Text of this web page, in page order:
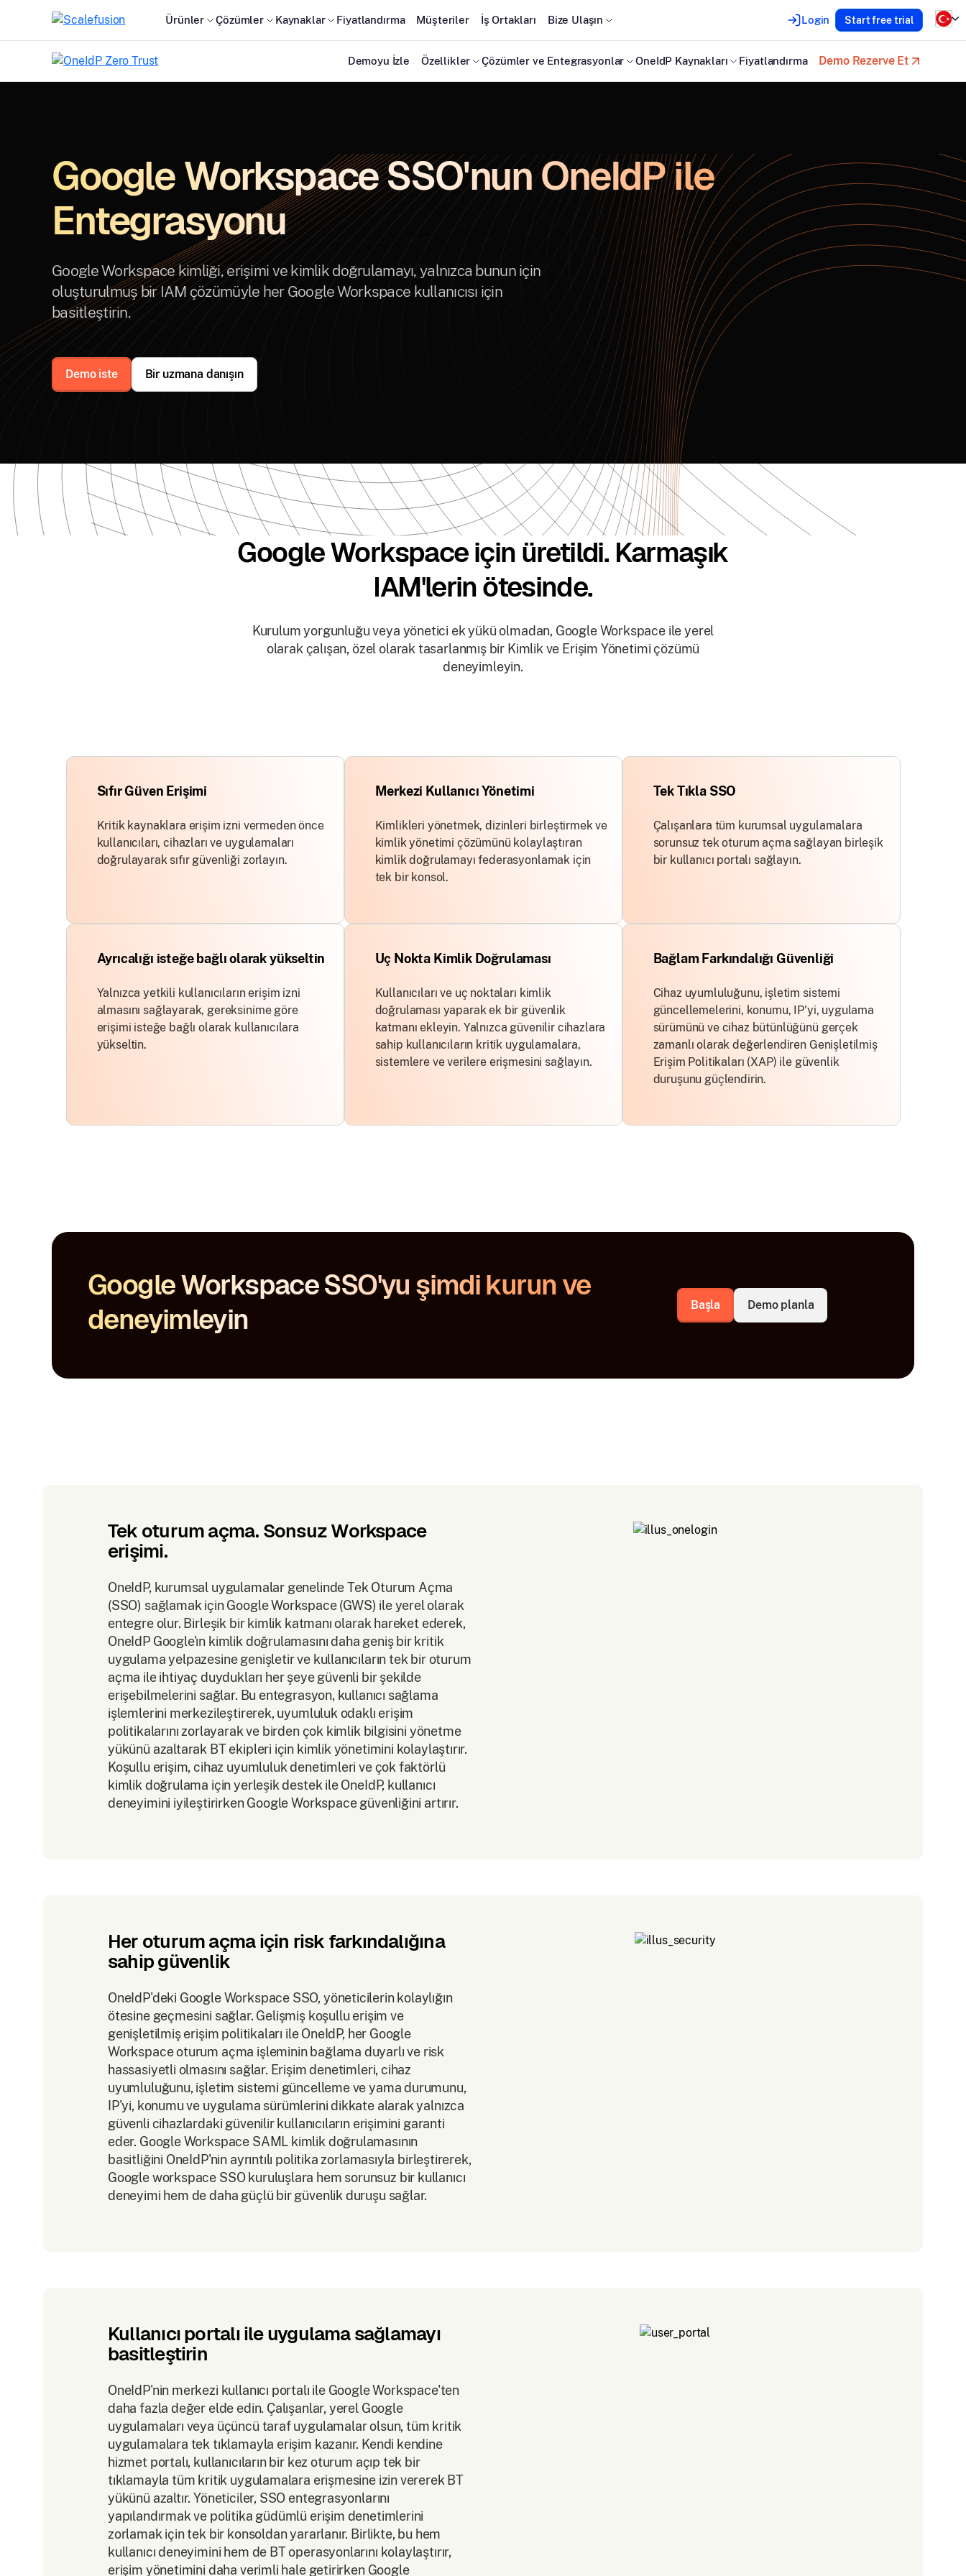
Ürünler Çözümler Kaynaklar Fiyatlandırma Müşteriler İş Ortakları Bize Ulaşın Login Start free trial
Demoyu İzle Özellikler Çözümler ve Entegrasyonlar OneIdP Kaynakları Fiyatlandırma Demo Rezerve Et
Google Workspace SSO'nun OneIdP ile
Entegrasyonu
Google Workspace kimliği, erişimi ve kimlik doğrulamayı, yalnızca bunun için
oluşturulmuş bir IAM çözümüyle her Google Workspace kullanıcısı için
basitleştirin.
Demo iste Bir uzmana danışın
Google Workspace için üretildi. Karmaşık
IAM'lerin ötesinde.
Kurulum yorgunluğu veya yönetici ek yükü olmadan, Google Workspace ile yerel
olarak çalışan, özel olarak tasarlanmış bir Kimlik ve Erişim Yönetimi çözümü
deneyimleyin.
Sıfır Güven Erişimi
Kritik kaynaklara erişim izni vermeden önce
kullanıcıları, cihazları ve uygulamaları
doğrulayarak sıfır güvenliği zorlayın.
Merkezi Kullanıcı Yönetimi
Kimlikleri yönetmek, dizinleri birleştirmek ve
kimlik yönetimi çözümünü kolaylaştıran
kimlik doğrulamayı federasyonlamak için
tek bir konsol.
Tek Tıkla SSO
Çalışanlara tüm kurumsal uygulamalara
sorunsuz tek oturum açma sağlayan birleşik
bir kullanıcı portalı sağlayın.
Ayrıcalığı isteğe bağlı olarak yükseltin
Yalnızca yetkili kullanıcıların erişim izni
almasını sağlayarak, gereksinime göre
erişimi isteğe bağlı olarak kullanıcılara
yükseltin.
Uç Nokta Kimlik Doğrulaması
Kullanıcıları ve uç noktaları kimlik
doğrulaması yaparak ek bir güvenlik
katmanı ekleyin. Yalnızca güvenilir cihazlara
sahip kullanıcıların kritik uygulamalara,
sistemlere ve verilere erişmesini sağlayın.
Bağlam Farkındalığı Güvenliği
Cihaz uyumluluğunu, işletim sistemi
güncellemelerini, konumu, IP'yi, uygulama
sürümünü ve cihaz bütünlüğünü gerçek
zamanlı olarak değerlendiren Genişletilmiş
Erişim Politikaları (XAP) ile güvenlik
duruşunu güçlendirin.
Google Workspace SSO'yu şimdi kurun ve
deneyimleyin
Başla Demo planla
Tek oturum açma. Sonsuz Workspace
erişimi.
OneIdP, kurumsal uygulamalar genelinde Tek Oturum Açma
(SSO) sağlamak için Google Workspace (GWS) ile yerel olarak
entegre olur. Birleşik bir kimlik katmanı olarak hareket ederek,
OneIdP Google'ın kimlik doğrulamasını daha geniş bir kritik
uygulama yelpazesine genişletir ve kullanıcıların tek bir oturum
açma ile ihtiyaç duydukları her şeye güvenli bir şekilde
erişebilmelerini sağlar. Bu entegrasyon, kullanıcı sağlama
işlemlerini merkezileştirerek, uyumluluk odaklı erişim
politikalarını zorlayarak ve birden çok kimlik bilgisini yönetme
yükünü azaltarak BT ekipleri için kimlik yönetimini kolaylaştırır.
Koşullu erişim, cihaz uyumluluk denetimleri ve çok faktörlü
kimlik doğrulama için yerleşik destek ile OneIdP, kullanıcı
deneyimini iyileştirirken Google Workspace güvenliğini artırır.
Her oturum açma için risk farkındalığına
sahip güvenlik
OneIdP'deki Google Workspace SSO, yöneticilerin kolaylığın
ötesine geçmesini sağlar. Gelişmiş koşullu erişim ve
genişletilmiş erişim politikaları ile OneIdP, her Google
Workspace oturum açma işleminin bağlama duyarlı ve risk
hassasiyetli olmasını sağlar. Erişim denetimleri, cihaz
uyumluluğunu, işletim sistemi güncelleme ve yama durumunu,
IP'yi, konumu ve uygulama sürümlerini dikkate alarak yalnızca
güvenli cihazlardaki güvenilir kullanıcıların erişimini garanti
eder. Google Workspace SAML kimlik doğrulamasının
basitliğini OneIdP'nin ayrıntılı politika zorlamasıyla birleştirerek,
Google workspace SSO kuruluşlara hem sorunsuz bir kullanıcı
deneyimi hem de daha güçlü bir güvenlik duruşu sağlar.
Kullanıcı portalı ile uygulama sağlamayı
basitleştirin
OneIdP'nin merkezi kullanıcı portalı ile Google Workspace'ten
daha fazla değer elde edin. Çalışanlar, yerel Google
uygulamaları veya üçüncü taraf uygulamalar olsun, tüm kritik
uygulamalara tek tıklamayla erişim kazanır. Kendi kendine
hizmet portalı, kullanıcıların bir kez oturum açıp tek bir
tıklamayla tüm kritik uygulamalara erişmesine izin vererek BT
yükünü azaltır. Yöneticiler, SSO entegrasyonlarını
yapılandırmak ve politika güdümlü erişim denetimlerini
zorlamak için tek bir konsoldan yararlanır. Birlikte, bu hem
kullanıcı deneyimini hem de BT operasyonlarını kolaylaştırır,
erişim yönetimini daha verimli hale getirirken Google